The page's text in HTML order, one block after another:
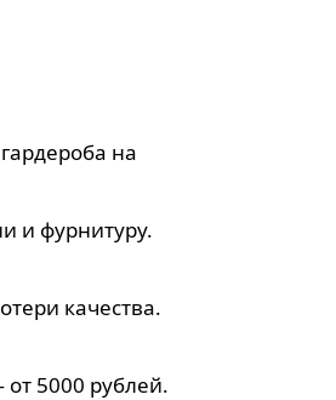
на
и фурнитуру.
качества.
от 5000 рублей.